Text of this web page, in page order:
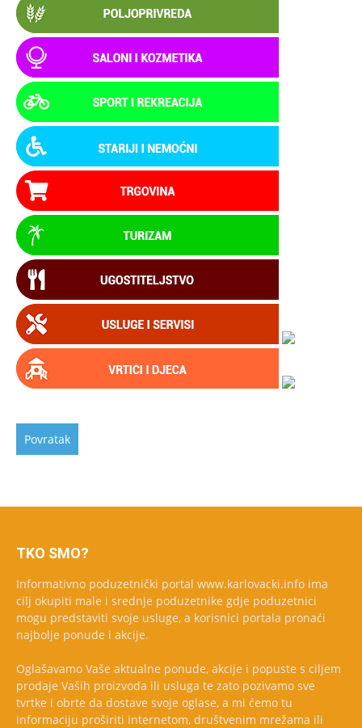
TKO SMO?
Informativno poduzetnički portal www.karlovacki.info ima
cilj okupiti male i srednje poduzetnike gdje poduzetnici
mogu predstaviti svoje usluge, a korisnici portala pronaći
najbolje ponude i akcije.
Oglašavamo Vaše aktualne ponude, akcije i popuste s ciljem
prodaje Vaših proizvoda ili usluga te zato pozivamo sve
tvrtke i obrte da dostave svoje oglase, a mi ćemo tu
informaciju proširiti internetom, društvenim mrežama ili